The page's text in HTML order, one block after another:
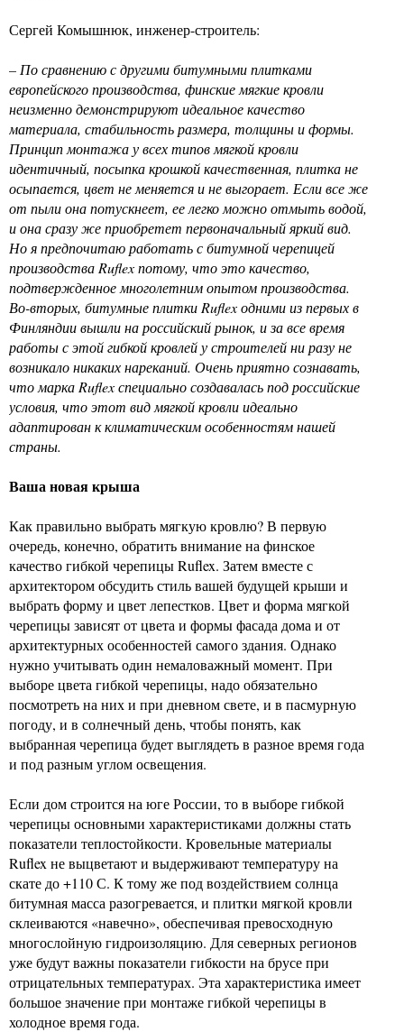
Сергей Комышнюк, инженер-строитель:
– По сравнению с другими битумными плитками
европейского производства, финские мягкие кровли
неизменно демонстрируют идеальное качество
материала, стабильность размера, толщины и формы.
Принцип монтажа у всех типов мягкой кровли
идентичный, посыпка крошкой качественная, плитка не
осыпается, цвет не меняется и не выгорает. Если все же
от пыли она потускнеет, ее легко можно отмыть водой,
и она сразу же приобретет первоначальный яркий вид.
Но я предпочитаю работать с битумной черепицей
производства Ruflex потому, что это качество,
подтвержденное многолетним опытом производства.
Во-вторых, битумные плитки Ruflex одними из первых в
Финляндии вышли на российский рынок, и за все время
работы с этой гибкой кровлей у строителей ни разу не
возникало никаких нареканий. Очень приятно сознавать,
что марка Ruflex специально создавалась под российские
условия, что этот вид мягкой кровли идеально
адаптирован к климатическим особенностям нашей
страны.
Ваша новая крыша
Как правильно выбрать мягкую кровлю? В первую
очередь, конечно, обратить внимание на финское
качество гибкой черепицы Ruflex. Затем вместе с
архитектором обсудить стиль вашей будущей крыши и
выбрать форму и цвет лепестков. Цвет и форма мягкой
черепицы зависят от цвета и формы фасада дома и от
архитектурных особенностей самого здания. Однако
нужно учитывать один немаловажный момент. При
выборе цвета гибкой черепицы, надо обязательно
посмотреть на них и при дневном свете, и в пасмурную
погоду, и в солнечный день, чтобы понять, как
выбранная черепица будет выглядеть в разное время года
и под разным углом освещения.
Если дом строится на юге России, то в выборе гибкой
черепицы основными характеристиками должны стать
показатели теплостойкости. Кровельные материалы
Ruflex не выцветают и выдерживают температуру на
скате до +110 С. К тому же под воздействием солнца
битумная масса разогревается, и плитки мягкой кровли
склеиваются «навечно», обеспечивая превосходную
многослойную гидроизоляцию. Для северных регионов
уже будут важны показатели гибкости на брусе при
отрицательных температурах. Эта характеристика имеет
большое значение при монтаже гибкой черепицы в
холодное время года.